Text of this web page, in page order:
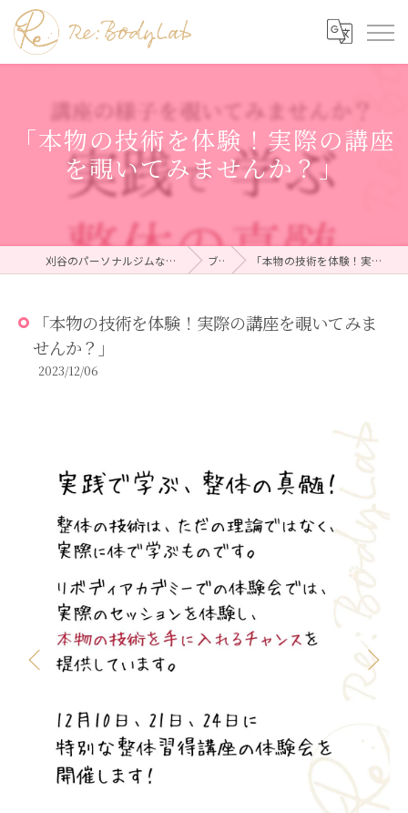
「本物の技術を体験！実際の講座
を覗いてみませんか？」
刈谷のパーソナルジムならRe:BodyLab（リボディラボ） ブログ 「本物の技術を体験！実際の講座を覗いてみませんか？」
「本物の技術を体験！実際の講座を覗いてみま
せんか？」
2023/12/06